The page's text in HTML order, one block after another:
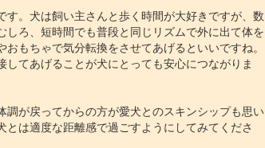
。犬は飼い主さんと歩く時間が大好きですが、数
ろ、短時間でも普段と同じリズムで外に出て体を
もちゃで気分転換をさせてあげるといいですね。
てあげることが犬にとっても安心につながりま
が戻ってからの方が愛犬とのスキンシップも思い
は適度な距離感で過ごすようにしてみてくださ